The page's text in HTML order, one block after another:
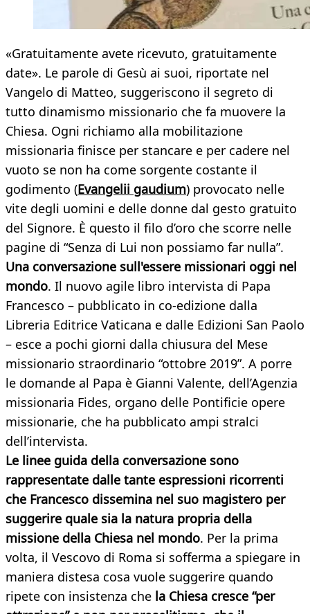
«Gratuitamente avete ricevuto, gratuitamente
date». Le parole di Gesù ai suoi, riportate nel
Vangelo di Matteo, suggeriscono il segreto di
tutto dinamismo missionario che fa muovere la
Chiesa. Ogni richiamo alla mobilitazione
missionaria finisce per stancare e per cadere nel
vuoto se non ha come sorgente costante il
godimento (Evangelii gaudium) provocato nelle
vite degli uomini e delle donne dal gesto gratuito
del Signore. È questo il filo d’oro che scorre nelle
pagine di “Senza di Lui non possiamo far nulla”.
Una conversazione sull'essere missionari oggi nel
mondo. Il nuovo agile libro intervista di Papa
Francesco – pubblicato in co-edizione dalla
Libreria Editrice Vaticana e dalle Edizioni San Paolo
– esce a pochi giorni dalla chiusura del Mese
missionario straordinario “ottobre 2019”. A porre
le domande al Papa è Gianni Valente, dell’Agenzia
missionaria Fides, organo delle Pontificie opere
missionarie, che ha pubblicato ampi stralci
dell’intervista.
Le linee guida della conversazione sono
rappresentate dalle tante espressioni ricorrenti
che Francesco dissemina nel suo magistero per
suggerire quale sia la natura propria della
missione della Chiesa nel mondo. Per la prima
volta, il Vescovo di Roma si sofferma a spiegare in
maniera distesa cosa vuole suggerire quando
ripete con insistenza che la Chiesa cresce “per